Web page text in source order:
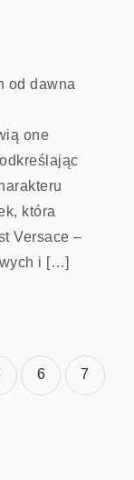
od dawna
one
która
Versace –
i […]
6 7